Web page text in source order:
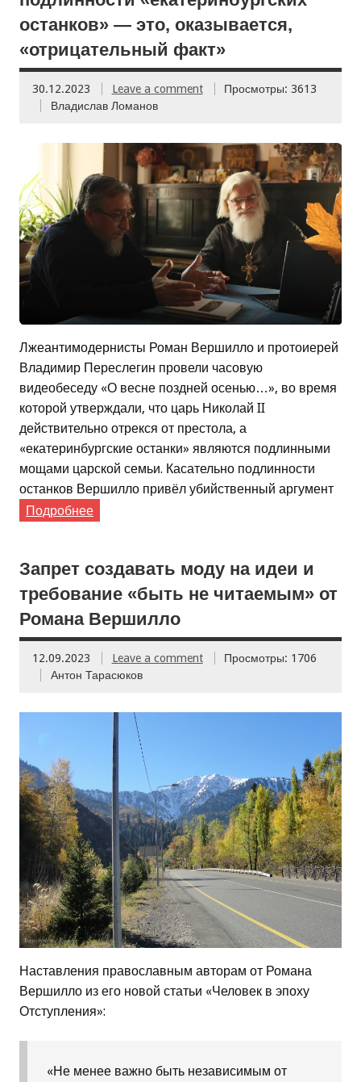
останков» — это, оказывается,
«отрицательный факт»
30.12.2023 Leave a comment
Просмотры: 3613
Владислав Ломанов
Лжеантимодернисты Роман Вершилло и протоиерей
Владимир Переслегин провели часовую
видеобеседу «О весне поздней осенью…», во время
которой утверждали, что царь Николай II
действительно отрекся от престола, а
«екатеринбургские останки» являются подлинными
мощами царской семьи. Касательно подлинности
останков Вершилло привёл убийственный аргумент
Подробнее
Запрет создавать моду на идеи и
требование «быть не читаемым» от
Романа Вершилло
12.09.2023 Leave a comment
Просмотры: 1706
Антон Тарасюков
Наставления православным авторам от Романа
Вершилло из его новой статьи «Человек в эпоху
Отступления»:
«Не менее важно быть независимым от